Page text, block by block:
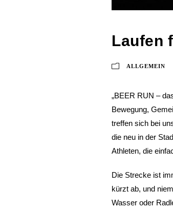
Laufen
ALLGEMEIN
„BEER RUN –
Bewegung,
treffen sich bei
die neu in der
Athleten, die
Die Strecke ist
kürzt ab, und
Wasser oder